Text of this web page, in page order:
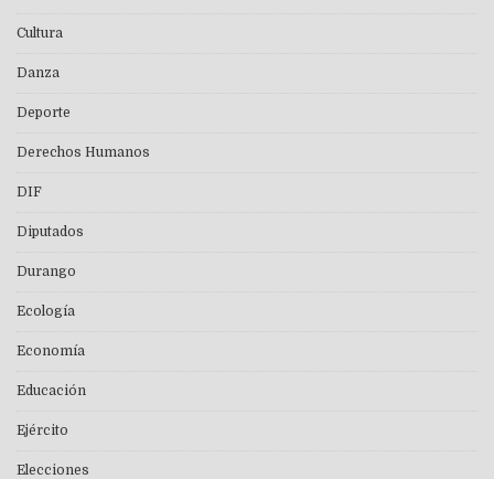
Cultura
Danza
Deporte
Derechos Humanos
DIF
Diputados
Durango
Ecología
Economía
Educación
Ejército
Elecciones